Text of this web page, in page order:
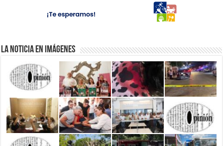
La Noticia en Imágenes